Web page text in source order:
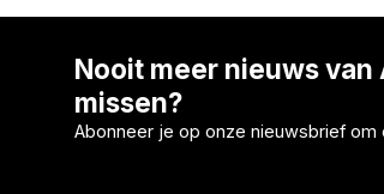
Nooit meer nieuws van
missen?
Abonneer je op onze nieuwsbrief